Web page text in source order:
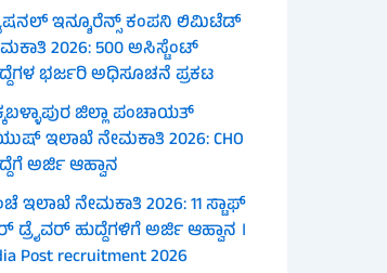
ಇನ್ಶೂರೆನ್ಸ್ ಕಂಪನಿ ಲಿಮಿಟೆಡ್
2026: 500 ಅಸಿಸ್ಟೆಂಟ್
ಭರ್ಜರಿ ಅಧಿಸೂಚನೆ ಪ್ರಕಟ
ಜಿಲ್ಲಾ ಪಂಚಾಯತ್
ಇಲಾಖೆ ನೇಮಕಾತಿ 2026: CHO
ಅರ್ಜಿ ಆಹ್ವಾನ
ಇಲಾಖೆ ನೇಮಕಾತಿ 2026: 11 ಸ್ಟಾಫ್
ಡ್ರೈವರ್ ಹುದ್ದೆಗಳಿಗೆ ಅರ್ಜಿ ಆಹ್ವಾನ ।
Post recruitment 2026